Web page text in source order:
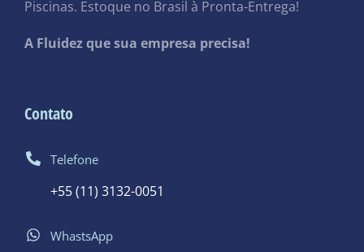
A Fluidez que sua empresa precisa!
Contato
Telefone
+55 (11) 3132-0051
WhastsApp